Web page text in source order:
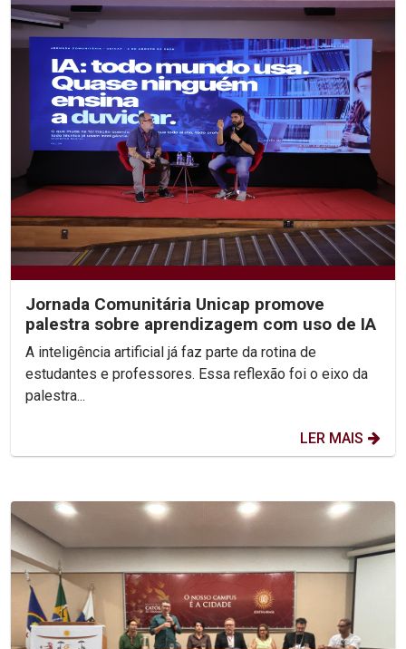
Jornada Comunitária Unicap promove
palestra sobre aprendizagem com uso de IA
A inteligência artificial já faz parte da rotina de
estudantes e professores. Essa reflexão foi o eixo da
palestra...
LER MAIS